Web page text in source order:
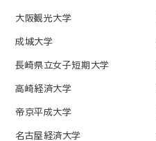
大阪観光大学
成城大学
長崎県立女子短期大学
高崎経済大学
帝京平成大学
名古屋経済大学